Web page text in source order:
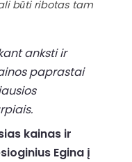
būti ribotas tam
anksti ir
paprastai
kainas ir
Egina į